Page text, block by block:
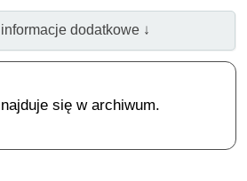
dodatkowe ↓
się w archiwum.